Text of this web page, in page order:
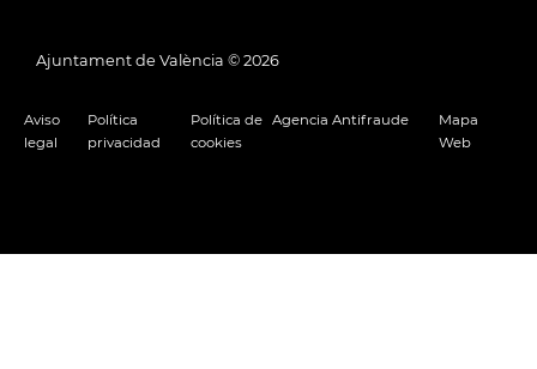
Ajuntament de València © 2026
Aviso
legal
Política
privacidad
Política de
cookies
Agencia Antifraude
Mapa
Web